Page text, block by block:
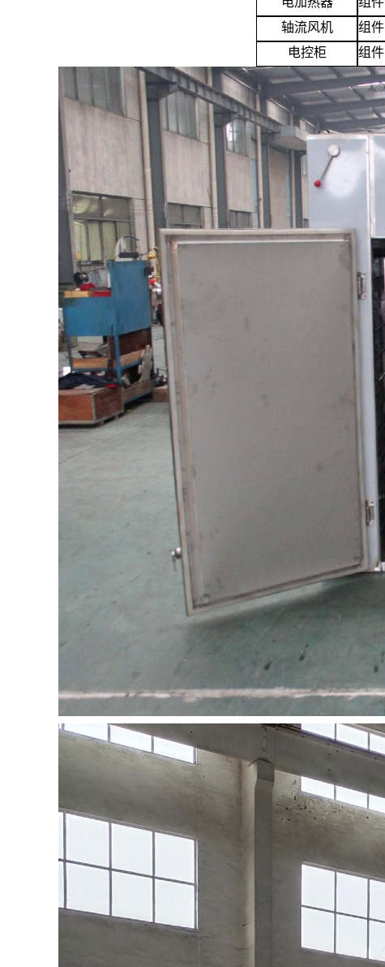
轴流风机
组件
电控柜
组件